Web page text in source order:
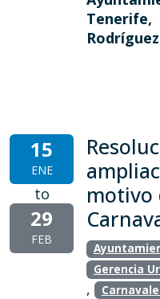
15
ENE
to
29
FEB
motivo
Gerencia
,